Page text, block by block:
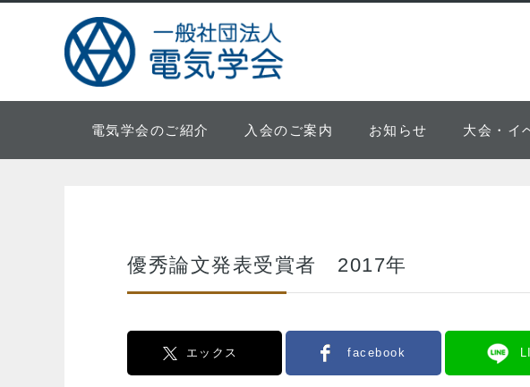
電気学会のご紹介 入会のご案内 お知らせ 大会・イ
優秀論文発表受賞者 2017年
エックス facebook